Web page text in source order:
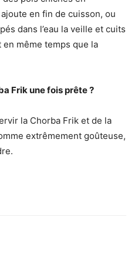
en fin de cuisson, ou
dans l’eau la veille et cuits
même temps que la
Frik une fois prête ?
la Chorba Frik et de la
extrêmement goûteuse,